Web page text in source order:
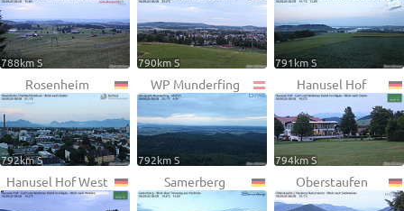
788km S 790km S 791km S
Rosenheim
792km S
WP Munderfing
792km S
Hanusel Hof
794km S
Hanusel Hof West Samerberg Oberstaufen